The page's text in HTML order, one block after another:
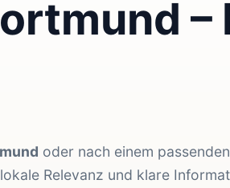
–
oder nach einem passenden
Relevanz und klare